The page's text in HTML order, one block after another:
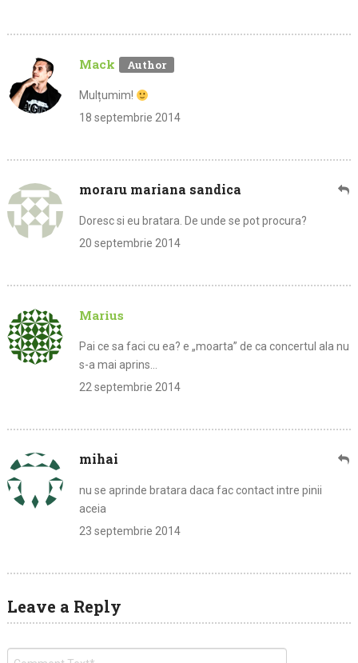
Mack
Mulțumim!
18 septembrie 2014
moraru mariana sandica
Doresc si eu bratara. De unde se pot procura?
20 septembrie 2014
Marius
Pai ce sa faci cu ea? e „moarta” de ca concertul ala nu
s-a mai aprins…
22 septembrie 2014
mihai
nu se aprinde bratara daca fac contact intre pinii
aceia
23 septembrie 2014
Leave a Reply